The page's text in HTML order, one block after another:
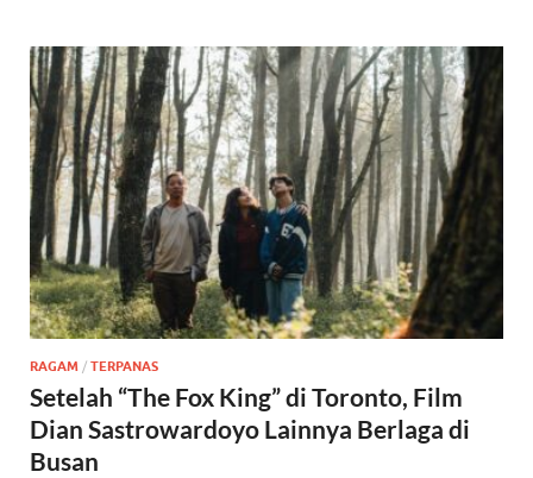
RAGAM / TERPANAS
Setelah “The Fox King” di Toronto, Film
Dian Sastrowardoyo Lainnya Berlaga di
Busan